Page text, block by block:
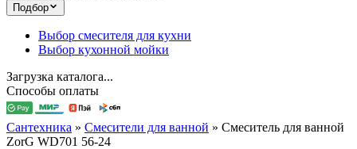
Подбор
Выбор смесителя для кухни
Выбор кухонной мойки
Загрузка каталога...
Способы оплаты
Сантехника » Смесители для ванной » Смеситель для ванной
ZorG WD701 56-24